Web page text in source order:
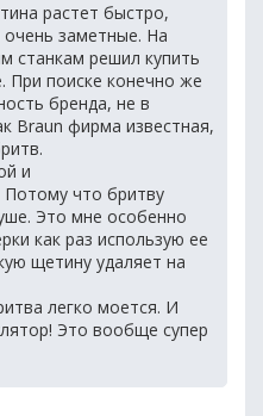
растет быстро,
заметные. На
станкам решил купить
При поиске конечно же
бренда, не в
Braun фирма известная,
и
что бритву
Это мне особенно
как раз использую ее
щетину удаляет на
легко моется. И
Это вообще супер